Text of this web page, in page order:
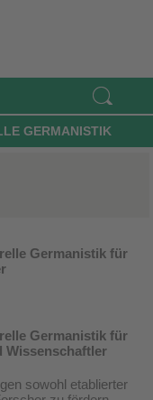
GERMANISTIK
Germanistik für
Germanistik für
Wissenschaftler
sowohl etablierter